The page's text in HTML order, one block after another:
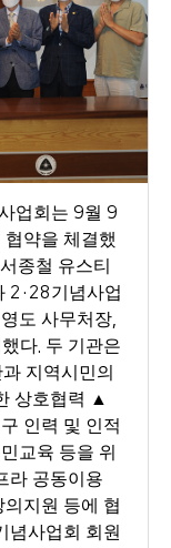
업회는9월9
약을 체결했
서종철 유스티
2·28기념사업
도 사무처장,
다. 두 기관은
지역시민의
상호협력 ▲
인력 및 인적
교육 등을 위
라 공동이용
지원 등에 협
념사업회 회원